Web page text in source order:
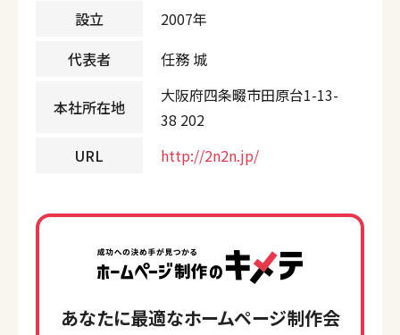
設立
2007年
代表者
任務 城
本社所在地
大阪府四条畷市田原台1-13-
38 202
URL
http://2n2n.jp/
あなたに最適なホームページ制作会